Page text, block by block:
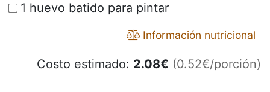
1 huevo batido para pintar
Información nutricional
Costo estimado: 2.08€ (0.52€/porción)